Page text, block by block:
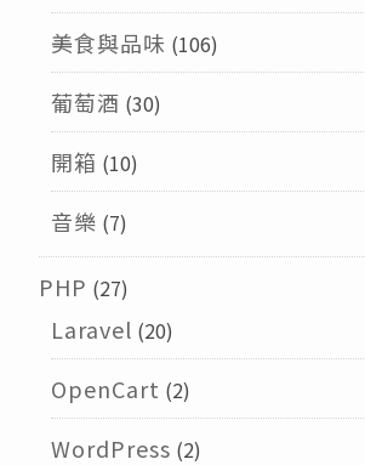
美食與品味 (106)
葡萄酒 (30)
開箱 (10)
音樂 (7)
PHP (27)
Laravel (20)
OpenCart (2)
WordPress (2)